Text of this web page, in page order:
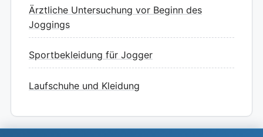
Ärztliche Untersuchung vor Beginn des
Joggings
Sportbekleidung für Jogger
Laufschuhe und Kleidung